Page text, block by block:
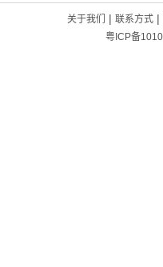
关于我们 | 联系方式|
粤ICP备